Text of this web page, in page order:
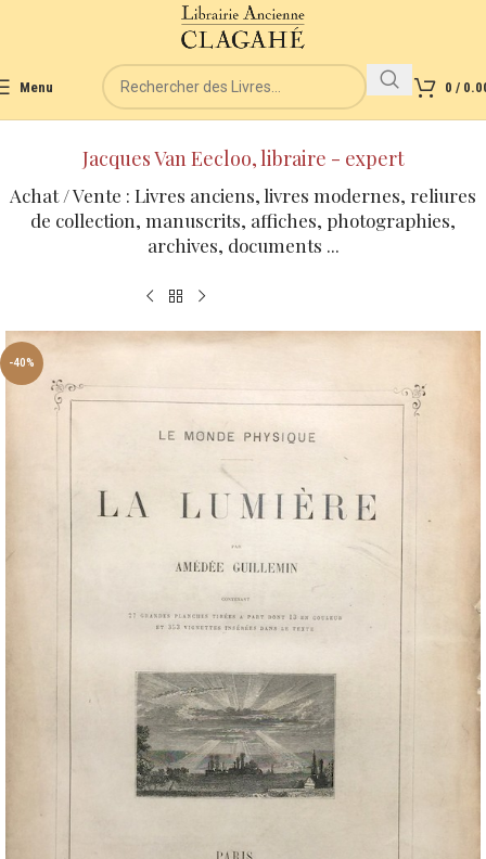
Menu 0 /
Jacques Van Eecloo, libraire - expert
Achat / Vente : Livres anciens, livres modernes, reliures
de collection, manuscrits, affiches, photographies,
archives, documents ...
-40%